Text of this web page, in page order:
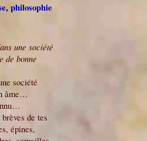
philosophie
une société
de bonne
société
âme…
de tes
épines,